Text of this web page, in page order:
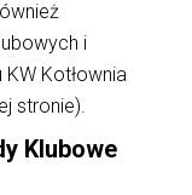
i
Kotłownia
stronie).
Klubowe